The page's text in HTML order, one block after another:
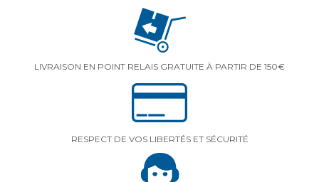
LIVRAISON EN POINT RELAIS GRATUITE À PARTIR DE 150€
RESPECT DE VOS LIBERTÉS ET SÉCURITÉ